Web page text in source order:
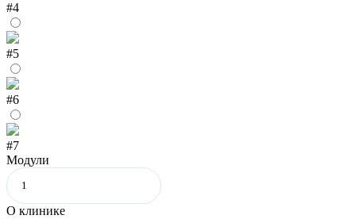
#4
#5
#6
#7
Модули
О клинике